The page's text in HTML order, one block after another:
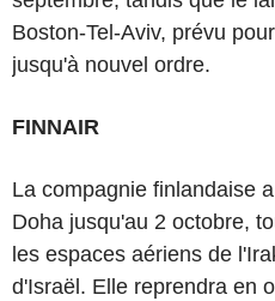
Boston-Tel-Aviv, prévu
jusqu'à nouvel ordre.
FINNAIR
La compagnie finlandaise
Doha jusqu'au 2 octobre,
les espaces aériens de
d'Israël. Elle reprendra en